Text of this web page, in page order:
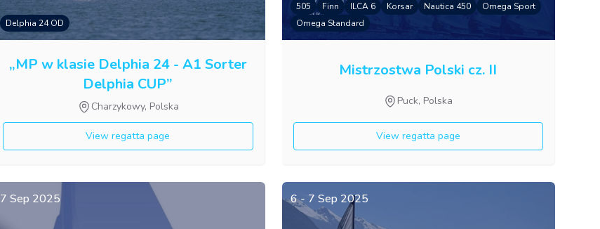
Delphia 24 OD
„MP w klasie Delphia 24 - A1 Sorter
Delphia CUP”
Charzykowy, Polska
View regatta page
505 Finn ILCA 6 Korsar Nautica 450
Omega Sport
Omega Standard
Mistrzostwa Polski cz. II
Puck, Polska
View regatta page
7 Sep 2025 6 - 7 Sep 2025